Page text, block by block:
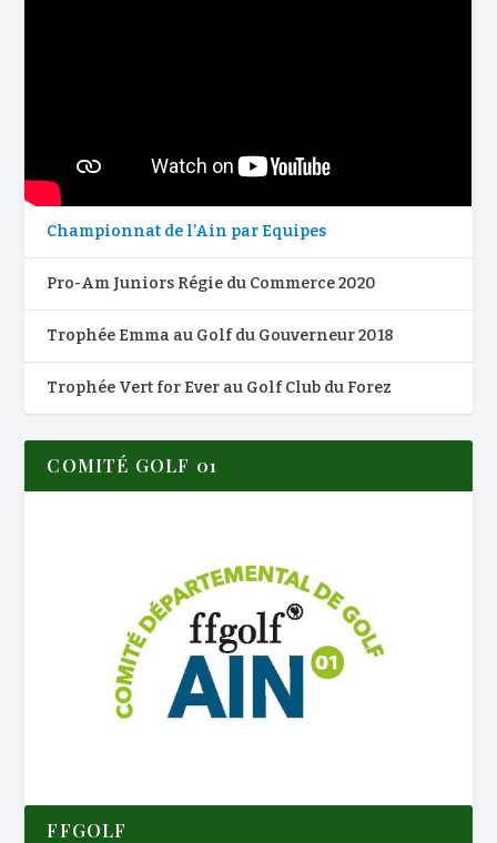
Championnat de l’Ain par Equipes
Pro-Am Juniors Régie du Commerce 2020
Trophée Emma au Golf du Gouverneur 2018
Trophée Vert for Ever au Golf Club du Forez
COMITÉ GOLF 01
FFGOLF